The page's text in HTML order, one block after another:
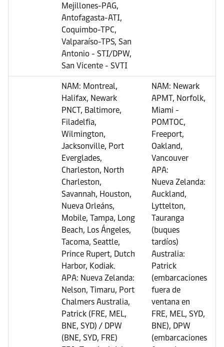
Mejillones-PAG,
Antofagasta-ATI,
Coquimbo-TPC,
Valparaíso-TPS, San
Antonio - STI/DPW,
San Vicente - SVTI
NAM: Montreal,
Halifax, Newark
PNCT, Baltimore,
Filadelfia,
Wilmington,
Jacksonville, Port
Everglades,
Charleston, North
Charleston,
Savannah, Houston,
Nueva Orleáns,
Mobile, Tampa, Long
Beach, Los Ángeles,
Tacoma, Seattle,
Prince Rupert, Dutch
Harbor, Kodiak.
APA: Nueva Zelanda:
Nelson, Timaru, Port
Chalmers Australia,
Patrick (FRE, MEL,
BNE, SYD) / DPW
(BNE, SYD, FRE)
NAM: Newark
APMT, Norfolk,
Miami -
POMTOC,
Freeport,
Oakland,
Vancouver
APA:
Nueva Zelanda:
Auckland,
Lyttelton,
Tauranga
(buques
tardíos)
Australia:
Patrick
(embarcaciones
fuera de
ventana en
FRE, MEL, SYD,
BNE), DPW
(embarcaciones